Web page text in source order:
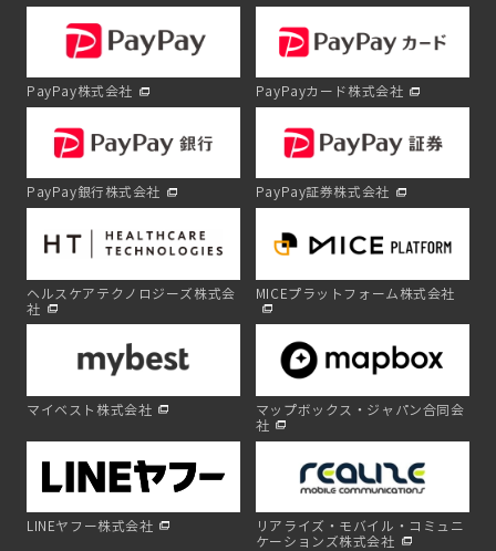
PayPay株式会社 PayPayカード株式会社
PayPay銀行株式会社 PayPay証券株式会社
ヘルスケアテクノロジーズ株式会
社
MICEプラットフォーム株式会社
マイベスト株式会社
マップボックス・ジャパン合同会
社
LINEヤフー株式会社
リアライズ・モバイル・コミュニ
ケーションズ株式会社